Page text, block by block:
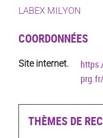
LABEX MILYON
COORDONNÉES
Site internet.
THÈMES DE